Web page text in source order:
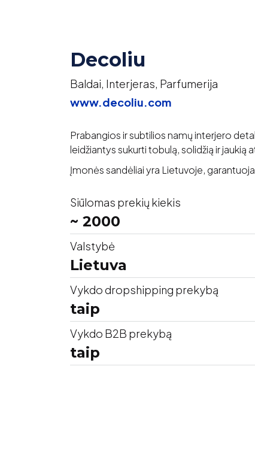
Decoliu
Baldai, Interjeras, Parfumerija
www.decoliu.com
Prabangios ir subtilios namų interjero
leidžiantys sukurti tobulą, solidžią ir jaukią
Įmonės sandėliai yra Lietuvoje,
Siūlomas prekių kiekis
~ 2000
Valstybė
Lietuva
Vykdo dropshipping prekybą
taip
Vykdo B2B prekybą
taip